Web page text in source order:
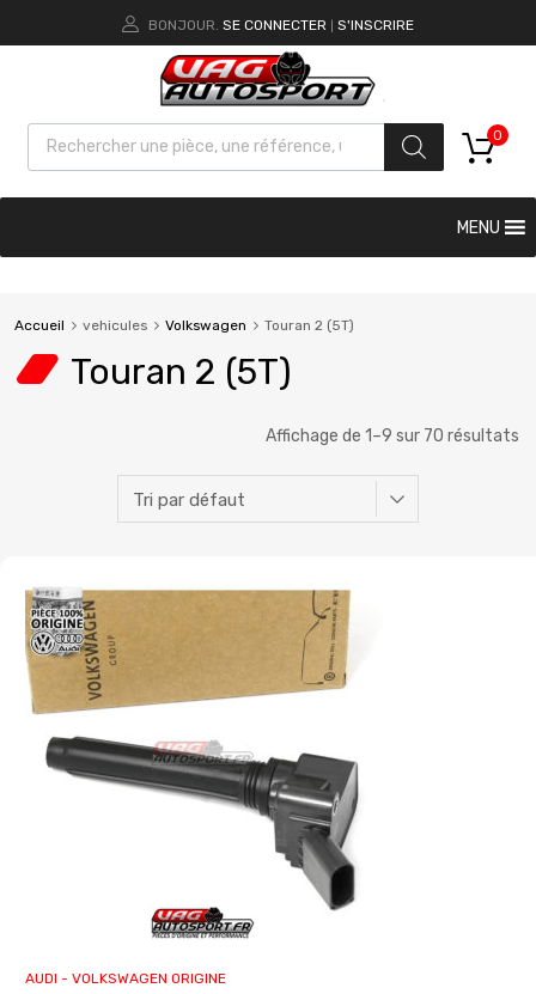
BONJOUR. SE CONNECTER S'INSCRIRE
0
MENU
Accueil vehicules Volkswagen Touran 2 (5T)
Touran 2 (5T)
Affichage de 1–9 sur 70 résultats
AUDI - VOLKSWAGEN ORIGINE